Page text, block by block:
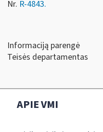
Nr. R-4843.
Informaciją parengė
Teisės departamentas
APIE VMI